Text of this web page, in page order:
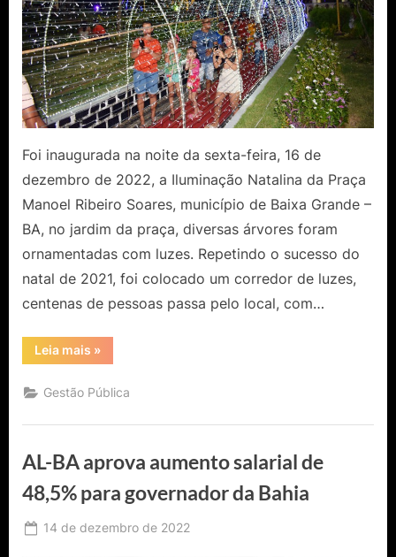
Foi inaugurada na noite da sexta-feira, 16 de
dezembro de 2022, a Iluminação Natalina da Praça
Manoel Ribeiro Soares, município de Baixa Grande –
BA, no jardim da praça, diversas árvores foram
ornamentadas com luzes. Repetindo o sucesso do
natal de 2021, foi colocado um corredor de luzes,
centenas de pessoas passa pelo local, com…
Leia mais “Iluminação
natalina
2022
é
na
Ribeiro
Soares
Baixa
»
Gestão Pública
AL-BA aprova aumento salarial de
48,5% para governador da Bahia
Posted
14 de dezembro de 2022